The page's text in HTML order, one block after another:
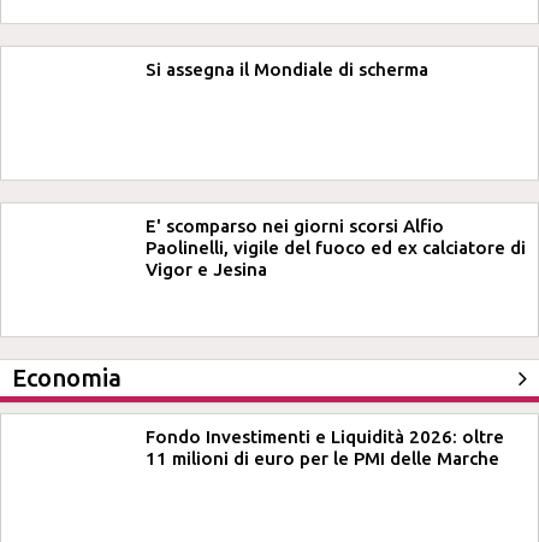
Si assegna il Mondiale di scherma
E' scomparso nei giorni scorsi Alfio
Paolinelli, vigile del fuoco ed ex calciatore di
Vigor e Jesina
Economia
Fondo Investimenti e Liquidità 2026: oltre
11 milioni di euro per le PMI delle Marche